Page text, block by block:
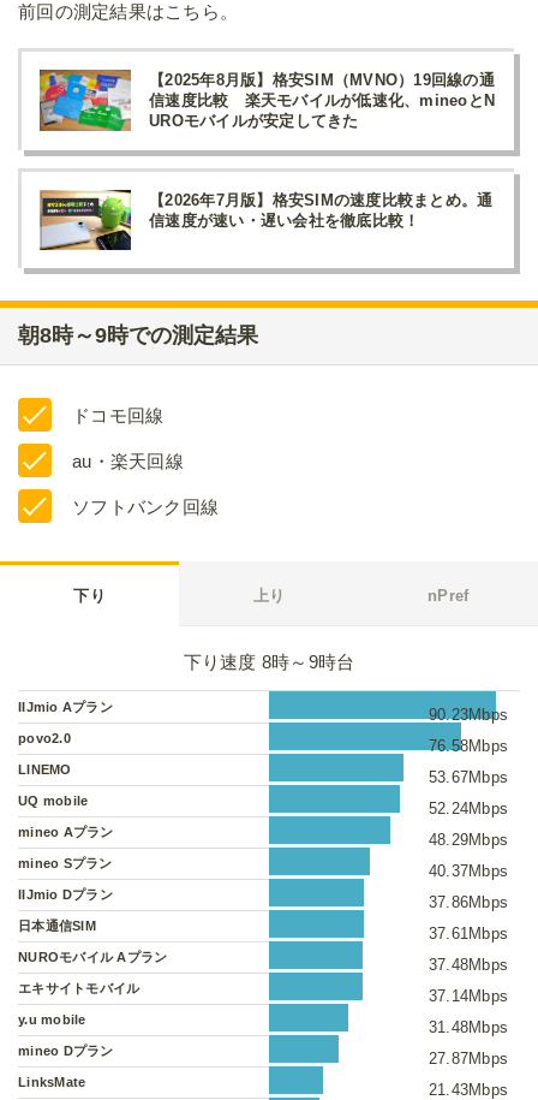
前回の測定結果はこちら。
【2025年8月版】格安SIM（MVNO）19回線の通
信速度比較 楽天モバイルが低速化、mineoとN
UROモバイルが安定してきた
【2026年7月版】格安SIMの速度比較まとめ。通
信速度が速い・遅い会社を徹底比較！
朝8時～9時での測定結果
ドコモ回線
au・楽天回線
ソフトバンク回線
下り 上り nPref
下り速度 8時～9時台
IIJmio Aプラン 90.23Mbps
povo2.0 76.58Mbps
LINEMO 53.67Mbps
UQ mobile 52.24Mbps
mineo Aプラン 48.29Mbps
mineo Sプラン 40.37Mbps
IIJmio Dプラン 37.86Mbps
日本通信SIM 37.61Mbps
NUROモバイル Aプラン 37.48Mbps
エキサイトモバイル 37.14Mbps
y.u mobile 31.48Mbps
mineo Dプラン 27.87Mbps
LinksMate 21.43Mbps